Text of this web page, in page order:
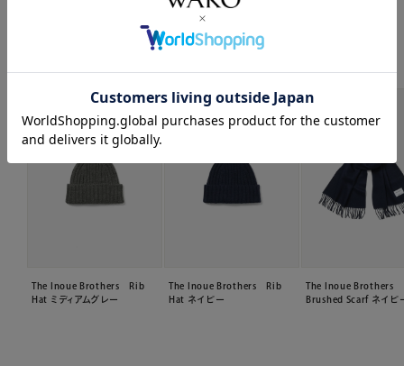
注意事項・キャンセル・返品
関連商品はこちら
The Inoue Brothers Rib
Hat ミディアムグレー
The Inoue Brothers Rib
Hat ネイビー
The Inoue Brothers
Brushed Scarf ネイビ